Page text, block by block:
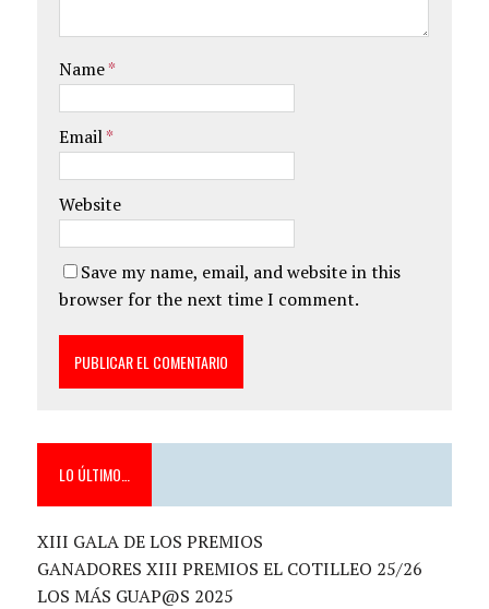
Name*
Email*
Website
Save my name, email, and website in this
browser for the next time I comment.
LO ÚLTIMO…
XIII GALA DE LOS PREMIOS
GANADORES XIII PREMIOS EL COTILLEO 25/26
LOS MÁS GUAP@S 2025